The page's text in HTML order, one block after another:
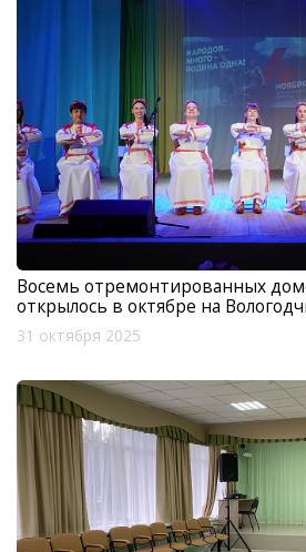
Восемь отремонтированных
открылось в октябре на
31 октября 2025